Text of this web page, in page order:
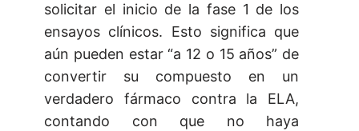
solicitar el inicio de la fase 1 de los
ensayos clínicos. Esto significa que
aún pueden estar “a 12 o 15 años” de
convertir su compuesto en un
verdadero fármaco contra la ELA,
contando con que no haya